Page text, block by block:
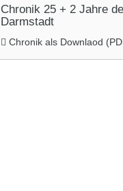
Chronik 25 + 2 Jahre
Darmstadt
Chronik als Downlaod (